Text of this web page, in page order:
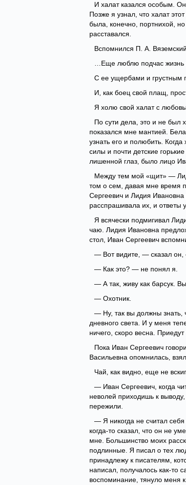
И халат казался особым. Он
Позже я узнал, что халат
была, конечно, портнихой,
расставался.
Вспомнился П. А.
…Еще люблю подчас жизнь
С ее ущербами и грустным
И, как боец свой плащ,
Я холю свой халат с
По сути дела, это и не был
показался мне мантией.
узнать его и полюбить.
силы и почти детские
лишенной глаз, было лицо
Между тем мой «щит» —
том о сем, давая мне время
Сергеевич и Лидия
расспрашивала их, и ответы
Я всячески подмигивал
чаю. Лидия Ивановна
стол, Иван Сергеевич
— Вот видите, — сказал он,
— Как это? — не понял я.
— А так, живу как барсук.
— Охотник.
— Ну, так вы должны знать,
дневного света. И у меня
ничего, скоро весна.
Пока Иван Сергеевич
Васильевна опомнилась,
Чай, как видно, еще не
— Иван Сергеевич, когда
неволей приходишь к
пережили.
— Я никогда не считал
когда-то сказал, что он не
мне. Большинство моих
подлинные. Я писал о тех
принадлежу к писателям,
написал, получалось как-то
воспоминание, тянуло меня